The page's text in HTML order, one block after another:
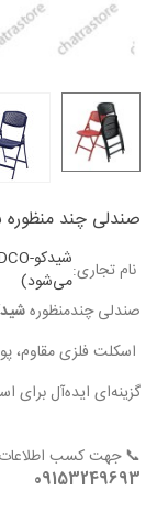
صندلی چند منظوره
نام تجاری:می‌شود)
صندلی چندمنظوره
اسکلت فلزی مقاوم،
گزینه‌ای ایده‌آل برای
📞 جهت کسب اطلاعات
09153249693